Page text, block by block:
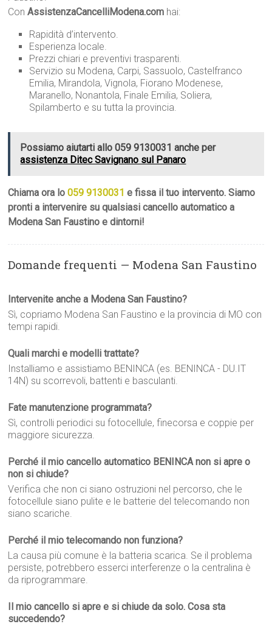
ConAssistenzaCancelliModena.com hai:
Rapidità d’intervento.
Esperienza locale.
Prezzi chiari e preventivi trasparenti.
Servizio su Modena, Carpi, Sassuolo, Castelfranco
Emilia, Mirandola, Vignola, Fiorano Modenese,
Maranello, Nonantola, Finale Emilia, Soliera,
Spilamberto e su tutta la provincia.
Possiamo aiutarti allo 059 9130031 anche per
assistenza Ditec Savignano sul Panaro
Chiama ora lo059 9130031 e fissa il tuo intervento. Siamo
pronti a intervenire su qualsiasi cancello automatico a
Modena San Faustino e dintorni!
Domande frequenti — Modena San Faustino
Intervenite anche a Modena San Faustino?
Sì, copriamo Modena San Faustino e la provincia di MO con
tempi rapidi.
Quali marchi e modelli trattate?
Installiamo e assistiamo BENINCA (es. BENINCA - DU.IT
14N) su scorrevoli, battenti e basculanti.
Fate manutenzione programmata?
Sì, controlli periodici su fotocellule, finecorsa e coppie per
maggiore sicurezza.
Perché il mio cancello automatico BENINCA non si apre o
non si chiude?
Verifica che non ci siano ostruzioni nel percorso, che le
fotocellule siano pulite e le batterie del telecomando non
siano scariche.
Perché il mio telecomando non funziona?
La causa più comune è la batteria scarica. Se il problema
persiste, potrebbero esserci interferenze o la centralina è
da riprogrammare.
Il mio cancello si apre e si chiude da solo. Cosa sta
succedendo?